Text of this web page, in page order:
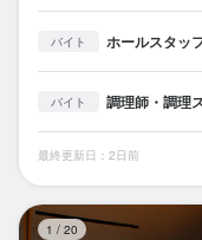
バイト ホールスタッ
バイト 調理師・調理
最終更新日：2日前
1 / 20